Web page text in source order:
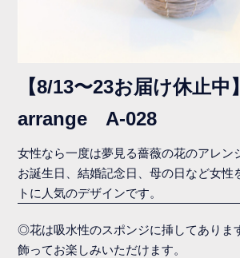
【8/13〜23お届け休止中】
arrange A-028
女性なら一度は夢見る薔薇の花のアレン
お誕生日、結婚記念日、母の日など女性
トに人気のデザインです。
◎花は吸水性のスポンジに挿してありま
飾ってお楽しみいただけます。